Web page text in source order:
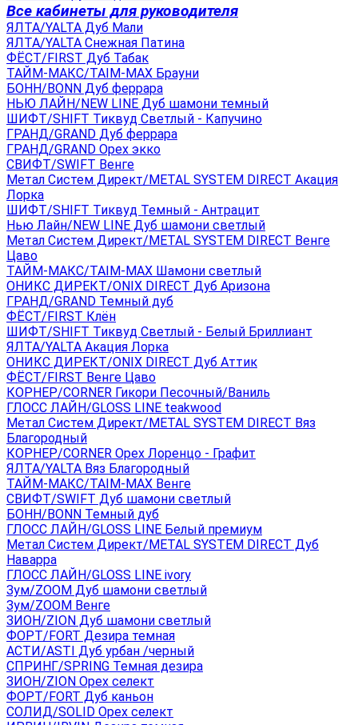
Все кабинеты для руководителя
ЯЛТА/YALTA Дуб Мали
ЯЛТА/YALTA Снежная Патина
ФЁСТ/FIRST Дуб Табак
ТАЙМ-МАКС/TAIM-MAX Брауни
БОНН/BONN Дуб феррара
НЬЮ ЛАЙН/NEW LINE Дуб шамони темный
ШИФТ/SHIFT Тиквуд Светлый - Капучино
ГРАНД/GRAND Дуб феррара
ГРАНД/GRAND Орех экко
СВИФТ/SWIFT Венге
Метал Систем Директ/METAL SYSTEM DIRECT Акация
Лорка
ШИФТ/SHIFT Тиквуд Темный - Антрацит
Нью Лайн/NEW LINE Дуб шамони светлый
Метал Систем Директ/METAL SYSTEM DIRECT Венге
Цаво
ТАЙМ-МАКС/TAIM-MAX Шамони светлый
ОНИКС ДИРЕКТ/ONIX DIRECT Дуб Аризона
ГРАНД/GRAND Темный дуб
ФЁСТ/FIRST Клён
ШИФТ/SHIFT Тиквуд Светлый - Белый Бриллиант
ЯЛТА/YALTA Акация Лорка
ОНИКС ДИРЕКТ/ONIX DIRECT Дуб Аттик
ФЁСТ/FIRST Венге Цаво
КОРНЕР/CORNER Гикори Песочный/Ваниль
ГЛОСС ЛАЙН/GLOSS LINE teakwood
Метал Систем Директ/METAL SYSTEM DIRECT Вяз
Благородный
КОРНЕР/CORNER Орех Лоренцо - Графит
ЯЛТА/YALTA Вяз Благородный
ТАЙМ-МАКС/TAIM-MAX Венге
СВИФТ/SWIFT Дуб шамони светлый
БОНН/BONN Темный дуб
ГЛОСС ЛАЙН/GLOSS LINE Белый премиум
Метал Систем Директ/METAL SYSTEM DIRECT Дуб
Наварра
ГЛОСС ЛАЙН/GLOSS LINE ivory
Зум/ZOOM Дуб шамони светлый
Зум/ZOOM Венге
ЗИОН/ZION Дуб шамони светлый
ФОРТ/FORT Дезира темная
АСТИ/ASTI Дуб урбан /черный
СПРИНГ/SPRING Темная дезира
ЗИОН/ZION Орех селект
ФОРТ/FORT Дуб каньон
СОЛИД/SOLID Орех селект